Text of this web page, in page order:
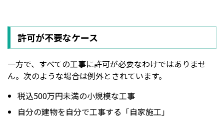
許可が不要なケース
一方で、すべての工事に許可が必要なわけではありませ
ん。次のような場合は例外とされています。
税込500万円未満の小規模な工事
自分の建物を自分で工事する「自家施工」